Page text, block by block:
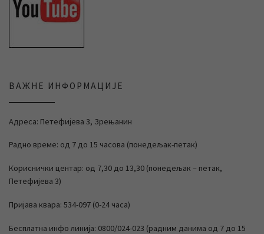
ВАЖНЕ ИНФОРМАЦИЈЕ
Адреса: Петефијева 3, Зрењанин
Радно време: од 7 до 15 часова (понедељак-петак)
Кориснички центар: од 7,30 до 13,30 (понедељак – петак,
Петефијева 3)
Пријава квара: 534-097 (0-24 часа)
Бесплатна инфо линија: 0800/024-023 (радним данима од 7 до 15